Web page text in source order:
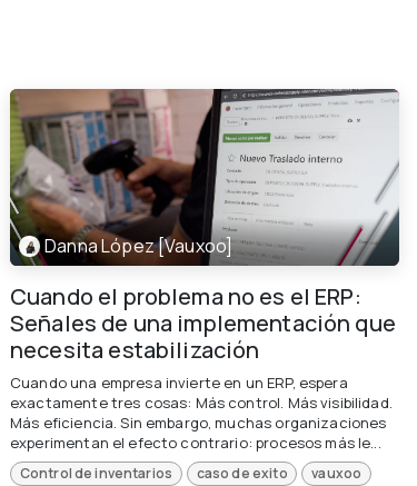
Danna López [Vauxoo]
Cuando el problema no es el ERP:
Señales de una implementación que
necesita estabilización
Cuando una empresa invierte en un ERP, espera
exactamente tres cosas: Más control. Más visibilidad.
Más eficiencia. Sin embargo, muchas organizaciones
experimentan el efecto contrario: procesos más le...
Control de inventarios caso de exito vauxoo